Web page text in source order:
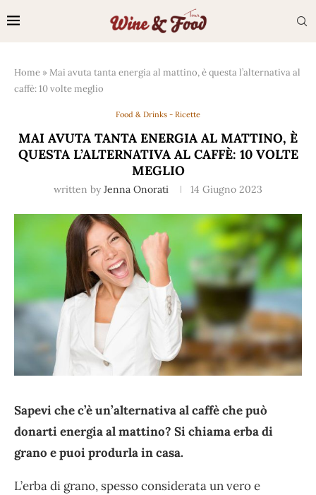
Home »Mai avuta tanta energia al mattino, è questa l’alternativa al
caffè: 10 volte meglio
Food & Drinks - Ricette
MAI AVUTA TANTA ENERGIA AL MATTINO, È
QUESTA L’ALTERNATIVA AL CAFFÈ: 10 VOLTE
MEGLIO
written by Jenna Onorati 14 Giugno 2023
Sapevi che c’è un’alternativa al caffè che può
donarti energia al mattino? Si chiama erba di
grano e puoi produrla in casa.
L’erba di grano, spesso considerata un vero e